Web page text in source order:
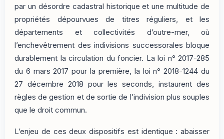
par un désordre cadastral historique et une multitude de
propriétés dépourvues de titres réguliers, et les
départements et collectivités d’outre-mer, où
l’enchevêtrement des indivisions successorales bloque
durablement la circulation du foncier. La loi n° 2017-285
du 6 mars 2017 pour la première, la loi n° 2018-1244 du
27 décembre 2018 pour les seconds, instaurent des
règles de gestion et de sortie de l’indivision plus souples
que le droit commun.
L’enjeu de ces deux dispositifs est identique : abaisser